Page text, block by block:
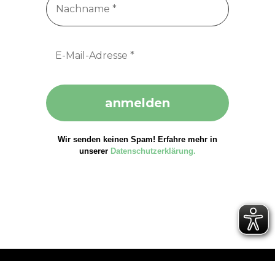
Wir senden keinen Spam! Erfahre mehr in
unserer Datenschutzerklärung.